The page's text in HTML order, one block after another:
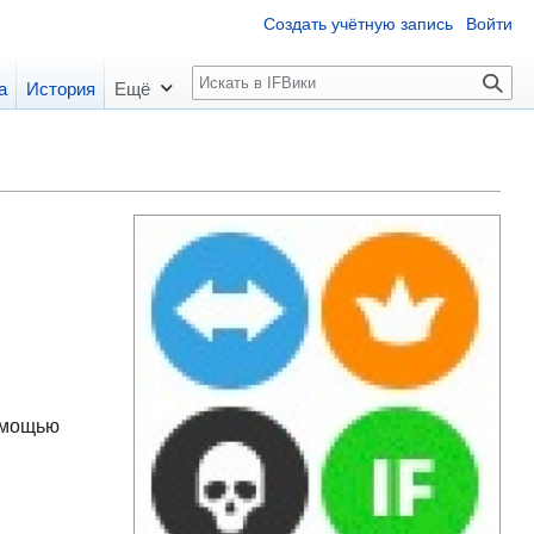
Создать учётную запись Войти
История Ещё
П
о
к